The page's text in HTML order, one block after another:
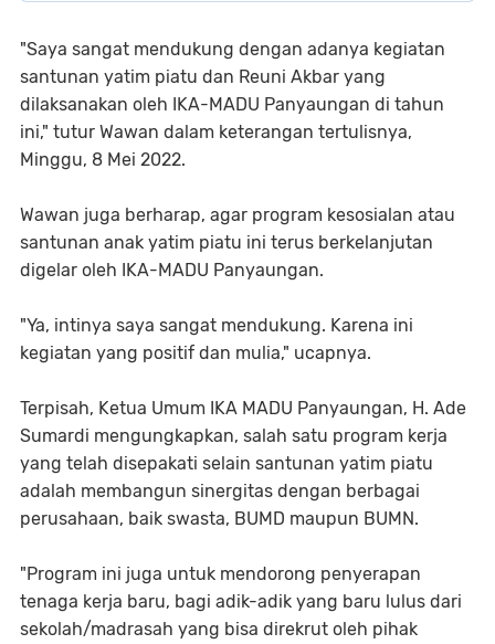
"Saya sangat mendukung dengan adanya kegiatan
santunan yatim piatu dan Reuni Akbar yang
dilaksanakan oleh IKA-MADU Panyaungan di tahun
ini," tutur Wawan dalam keterangan tertulisnya,
Minggu, 8 Mei 2022.
Wawan juga berharap, agar program kesosialan atau
santunan anak yatim piatu ini terus berkelanjutan
digelar oleh IKA-MADU Panyaungan.
"Ya, intinya saya sangat mendukung. Karena ini
kegiatan yang positif dan mulia," ucapnya.
Terpisah, Ketua Umum IKA MADU Panyaungan, H. Ade
Sumardi mengungkapkan, salah satu program kerja
yang telah disepakati selain santunan yatim piatu
adalah membangun sinergitas dengan berbagai
perusahaan, baik swasta, BUMD maupun BUMN.
"Program ini juga untuk mendorong penyerapan
tenaga kerja baru, bagi adik-adik yang baru lulus dari
sekolah/madrasah yang bisa direkrut oleh pihak